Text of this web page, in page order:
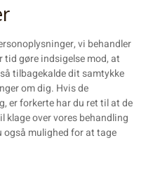
vi behandler
tid gøre indsigelse mod, at
tilbagekalde dit samtykke
om dig. Hvis de
er forkerte har du ret til at de
klage over vores behandling
også mulighed for at tage